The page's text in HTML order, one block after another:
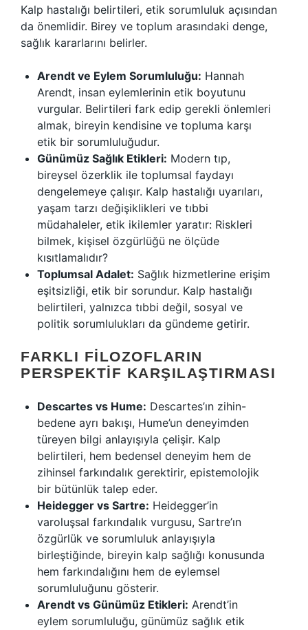
Kalp hastalığı belirtileri, etik sorumluluk açısından
da önemlidir. Birey ve toplum arasındaki denge,
sağlık kararlarını belirler.
Arendt ve Eylem Sorumluluğu: Hannah
Arendt, insan eylemlerinin etik boyutunu
vurgular. Belirtileri fark edip gerekli önlemleri
almak, bireyin kendisine ve topluma karşı
etik bir sorumluluğudur.
Günümüz Sağlık Etikleri: Modern tıp,
bireysel özerklik ile toplumsal faydayı
dengelemeye çalışır. Kalp hastalığı uyarıları,
yaşam tarzı değişiklikleri ve tıbbi
müdahaleler, etik ikilemler yaratır: Riskleri
bilmek, kişisel özgürlüğü ne ölçüde
kısıtlamalıdır?
Toplumsal Adalet: Sağlık hizmetlerine erişim
eşitsizliği, etik bir sorundur. Kalp hastalığı
belirtileri, yalnızca tıbbi değil, sosyal ve
politik sorumlulukları da gündeme getirir.
FARKLI FILOZOFLARIN
PERSPEKTIF KARŞILAŞTIRMASI
Descartes vs Hume: Descartes’ın zihin-
bedene ayrı bakışı, Hume’un deneyimden
türeyen bilgi anlayışıyla çelişir. Kalp
belirtileri, hem bedensel deneyim hem de
zihinsel farkındalık gerektirir, epistemolojik
bir bütünlük talep eder.
Heidegger vs Sartre: Heidegger’in
varoluşsal farkındalık vurgusu, Sartre’ın
özgürlük ve sorumluluk anlayışıyla
birleştiğinde, bireyin kalp sağlığı konusunda
hem farkındalığını hem de eylemsel
sorumluluğunu gösterir.
Arendt vs Günümüz Etikleri: Arendt’in
eylem sorumluluğu, günümüz sağlık etik